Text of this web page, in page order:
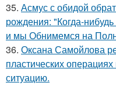
35. Асмус с обидой
рождения: "Когда-
и мы Обнимемся на
36. Оксана Самойлова
пластических
ситуацию.